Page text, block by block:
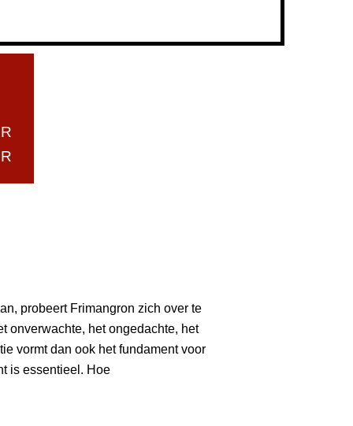
probeert Frimangron zich over te
onverwachte, het ongedachte, het
vormt dan ook het fundament voor
is essentieel. Hoe